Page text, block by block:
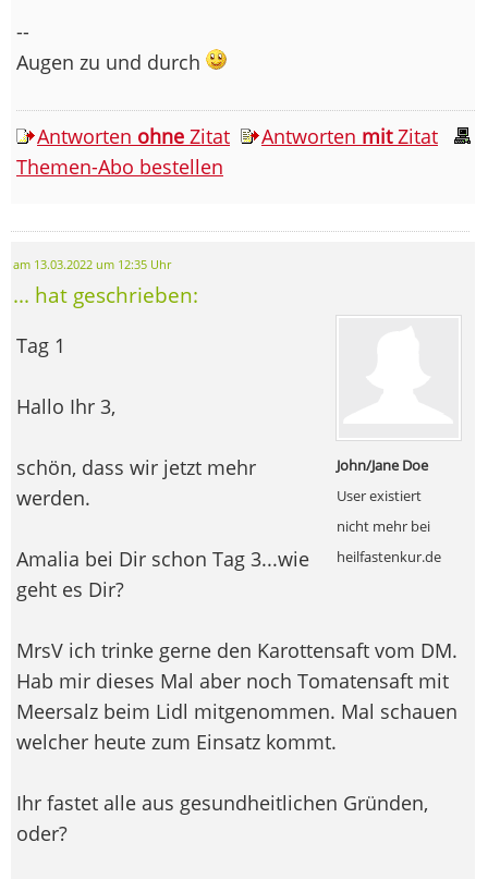
--
Augen zu und durch
Antworten ohne Zitat Antworten mitZitat
Themen-Abo bestellen
am 13.03.2022 um 12:35 Uhr
... hat geschrieben:
John/Jane Doe
User existiert
nicht mehr bei
heilfastenkur.de
Tag 1
Hallo Ihr 3,
schön, dass wir jetzt mehr
werden.
Amalia bei Dir schon Tag 3...wie
geht es Dir?
MrsV ich trinke gerne den Karottensaft vom DM.
Hab mir dieses Mal aber noch Tomatensaft mit
Meersalz beim Lidl mitgenommen. Mal schauen
welcher heute zum Einsatz kommt.
Ihr fastet alle aus gesundheitlichen Gründen,
oder?